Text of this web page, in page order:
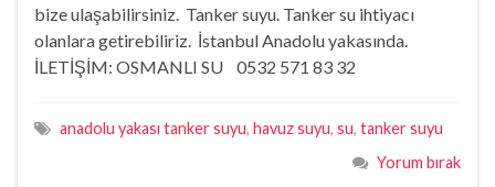
bize ulaşabilirsiniz. Tanker suyu. Tanker su ihtiyacı
olanlara getirebiliriz. İstanbul Anadolu yakasında.
İLETİŞİM: OSMANLI SU 0532 571 83 32
anadolu yakası tanker suyu, havuz suyu, su, tanker suyu
Yorum bırak